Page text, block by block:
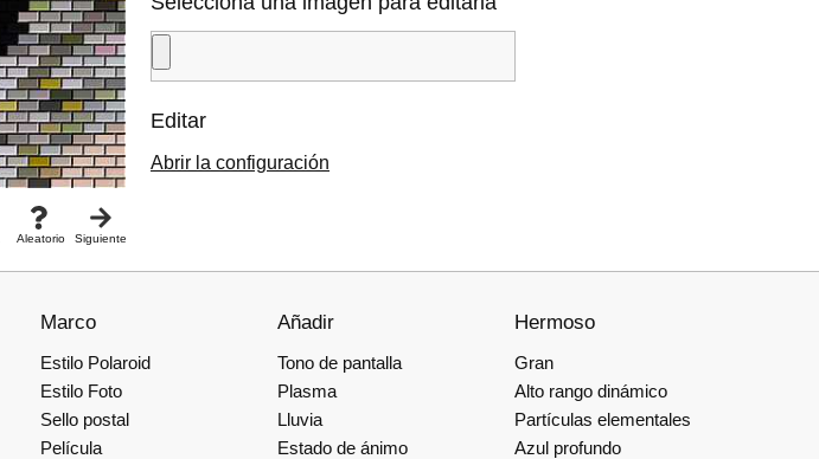
Aleatorio Siguiente
Editar
Abrir la configuración
Marco
Estilo Polaroid
Estilo Foto
Sello postal
Película
Añadir
Tono de pantalla
Plasma
Lluvia
Estado de ánimo
Hermoso
Gran
Alto rango dinámico
Partículas elementales
Azul profundo